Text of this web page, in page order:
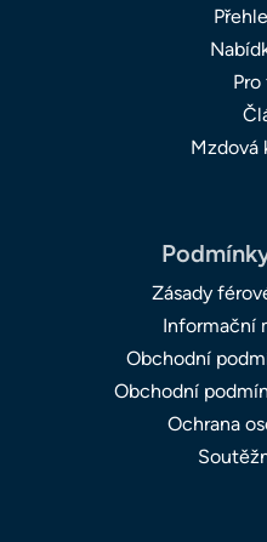
Mzdová
Zásady
Informační
Obchodní
Obchodní
Ochrana